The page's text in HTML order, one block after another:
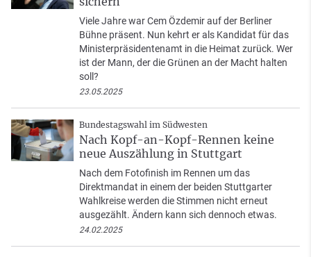
Viele Jahre war Cem Özdemir auf der Berliner
Bühne präsent. Nun kehrt er als Kandidat für das
Ministerpräsidentenamt in die Heimat zurück. Wer
ist der Mann, der die Grünen an der Macht halten
soll?
23.05.2025
Bundestagswahl im Südwesten
Nach Kopf-an-Kopf-Rennen keine
neue Auszählung in Stuttgart
Nach dem Fotofinish im Rennen um das
Direktmandat in einem der beiden Stuttgarter
Wahlkreise werden die Stimmen nicht erneut
ausgezählt. Ändern kann sich dennoch etwas.
24.02.2025